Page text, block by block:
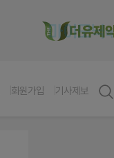
회원가입 기사제보